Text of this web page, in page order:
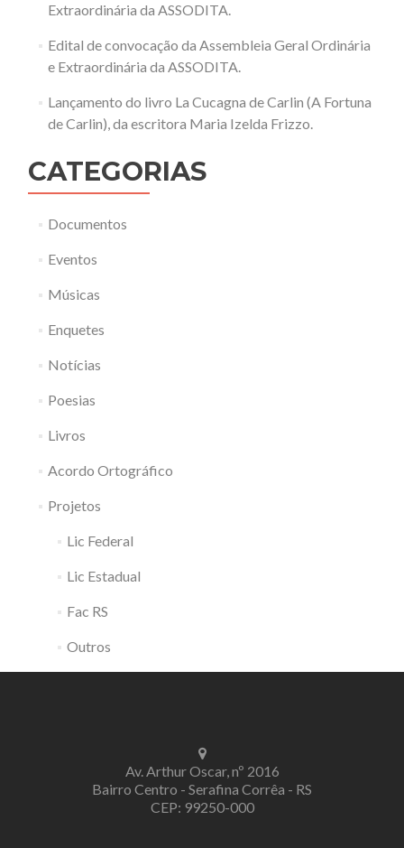
Extraordinária da ASSODITA.
Edital de convocação da Assembleia Geral Ordinária
e Extraordinária da ASSODITA.
Lançamento do livro La Cucagna de Carlin (A Fortuna
de Carlin), da escritora Maria Izelda Frizzo.
CATEGORIAS
Documentos
Eventos
Músicas
Enquetes
Notícias
Poesias
Livros
Acordo Ortográfico
Projetos
Lic Federal
Lic Estadual
Fac RS
Outros
Av. Arthur Oscar, nº 2016
Bairro Centro - Serafina Corrêa - RS
CEP: 99250-000